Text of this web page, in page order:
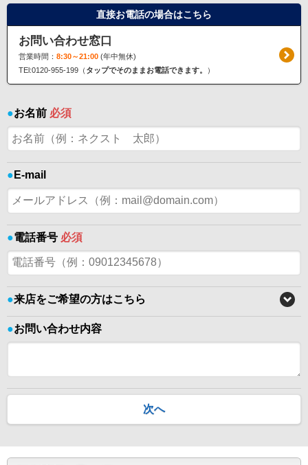
直接お電話の場合はこちら
お問い合わせ窓口
営業時間： 8:30～21:00(年中無休)
TEl:0120-955-199（ タップでそのままお電話できます。 ）
●お名前 必須
● E-mail
●電話番号 必須
●来店をご希望の方はこちら
●お問い合わせ内容
次へ